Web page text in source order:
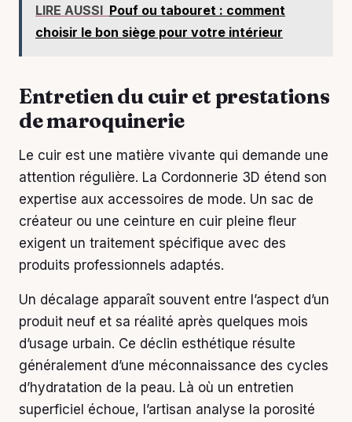
LIRE AUSSI Pouf ou tabouret : comment
choisir le bon siège pour votre intérieur
Entretien du cuir et prestations
de maroquinerie
Le cuir est une matière vivante qui demande une
attention régulière. La Cordonnerie 3D étend son
expertise aux accessoires de mode. Un sac de
créateur ou une ceinture en cuir pleine fleur
exigent un traitement spécifique avec des
produits professionnels adaptés.
Un décalage apparaît souvent entre l’aspect d’un
produit neuf et sa réalité après quelques mois
d’usage urbain. Ce déclin esthétique résulte
généralement d’une méconnaissance des cycles
d’hydratation de la peau. Là où un entretien
superficiel échoue, l’artisan analyse la porosité